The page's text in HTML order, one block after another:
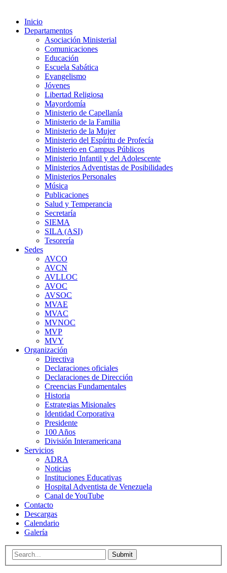
Inicio
Departamentos
Asociación Ministerial
Comunicaciones
Educación
Escuela Sabática
Evangelismo
Jóvenes
Libertad Religiosa
Mayordomía
Ministerio de Capellanía
Ministerio de la Familia
Ministerio de la Mujer
Ministerio del Espíritu de Profecía
Ministerio en Campus Públicos
Ministerio Infantil y del Adolescente
Ministerios Adventistas de Posibilidades
Ministerios Personales
Música
Publicaciones
Salud y Temperancia
Secretaría
SIEMA
SILA (ASI)
Tesorería
Sedes
AVCO
AVCN
AVLLOC
AVOC
AVSOC
MVAE
MVAC
MVNOC
MVP
MVY
Organización
Directiva
Declaraciones oficiales
Declaraciones de Dirección
Creencias Fundamentales
Historia
Estrategias Misionales
Identidad Corporativa
Presidente
100 Años
División Interamericana
Servicios
ADRA
Noticias
Instituciones Educativas
Hospital Adventista de Venezuela
Canal de YouTube
Contacto
Descargas
Calendario
Galería
Submit